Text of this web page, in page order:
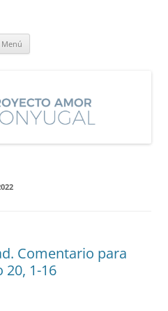
Menú
Comentario para
1-16